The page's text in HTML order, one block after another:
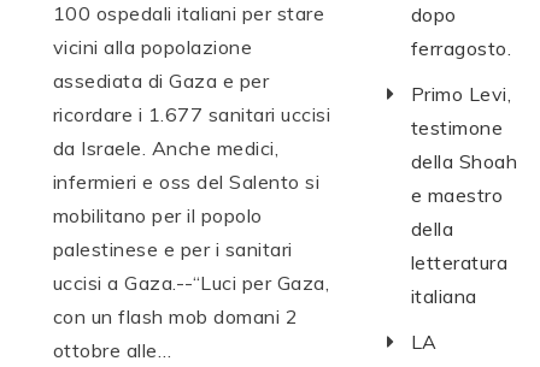
100 ospedali italiani per stare
vicini alla popolazione
assediata di Gaza e per
ricordare i 1.677 sanitari uccisi
da Israele. Anche medici,
infermieri e oss del Salento si
mobilitano per il popolo
palestinese e per i sanitari
uccisi a Gaza.--“Luci per Gaza,
con un flash mob domani 2
ottobre alle…
dopo
ferragosto.
Primo Levi,
testimone
della Shoah
e maestro
della
letteratura
italiana
LA